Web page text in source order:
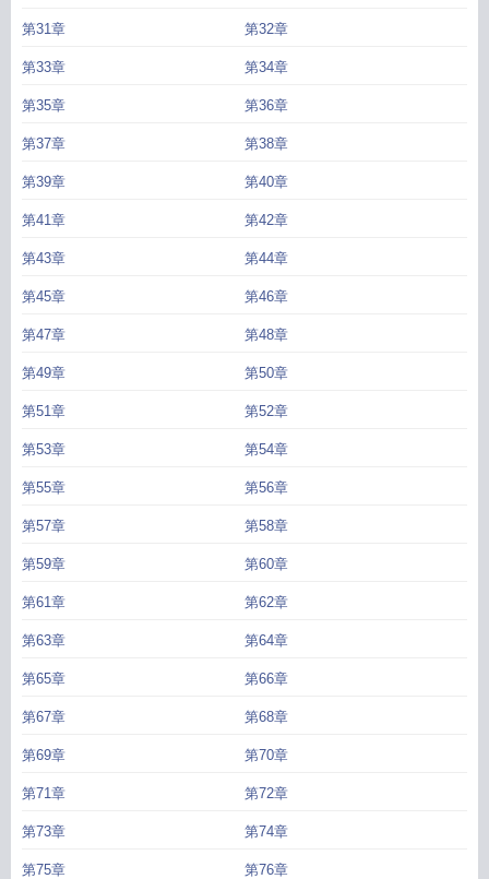
第31章 第32章
第33章 第34章
第35章 第36章
第37章 第38章
第39章 第40章
第41章 第42章
第43章 第44章
第45章 第46章
第47章 第48章
第49章 第50章
第51章 第52章
第53章 第54章
第55章 第56章
第57章 第58章
第59章 第60章
第61章 第62章
第63章 第64章
第65章 第66章
第67章 第68章
第69章 第70章
第71章 第72章
第73章 第74章
第75章 第76章